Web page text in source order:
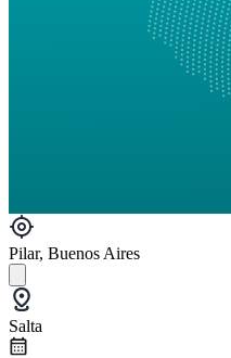
Pilar, Buenos Aires
Salta